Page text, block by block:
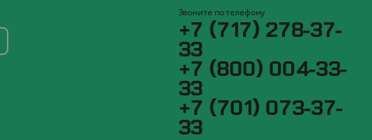
Звоните по телефону
+7 (717) 278-37-
33
+7 (800) 004-33-
33
+7 (701) 073-37-
33